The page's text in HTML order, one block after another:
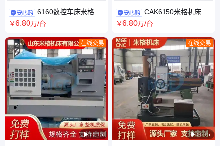
6160数控车床米格机
床 整机批发 支持原产地厂家 精
￥6.80万/台
 00:15
在线交易
CAK6150米格机床数
控车床生产厂家 5085型规格齐
￥6.80万/台
 00:15
在线交易